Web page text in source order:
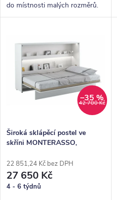
do místnosti malých rozměrů.
42 700 Kč
–35 %
Široká sklápěcí postel ve
skříni MONTERASSO,
22 851,24 Kč bez DPH
27 650 Kč
4 - 6 týdnů